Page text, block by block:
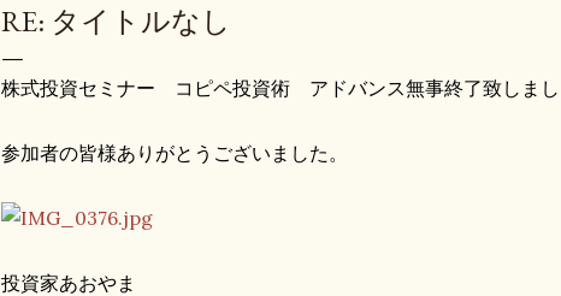
RE: タイトルなし
株式投資セミナー コピペ投資術 アドバンス無事終了致しまし
参加者の皆様ありがとうございました。
投資家あおやま